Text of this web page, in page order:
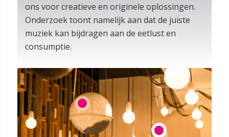
ons voor creatieve en originele oplossingen.
Onderzoek toont namelijk aan dat de juiste
muziek kan bijdragen aan de eetlust en
consumptie.
1
23456